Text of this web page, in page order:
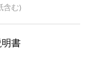
含む)
書